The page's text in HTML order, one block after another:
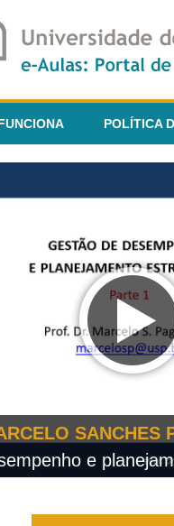
POLÍTICA
SANCHES
e